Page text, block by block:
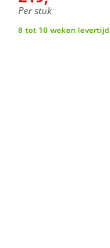
Per stuk
8 tot 10 weken levertijd